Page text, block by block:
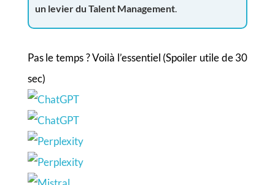
un levier du Talent Management.
Pas le temps ? Voilà l’essentiel (Spoiler utile de 30
sec)